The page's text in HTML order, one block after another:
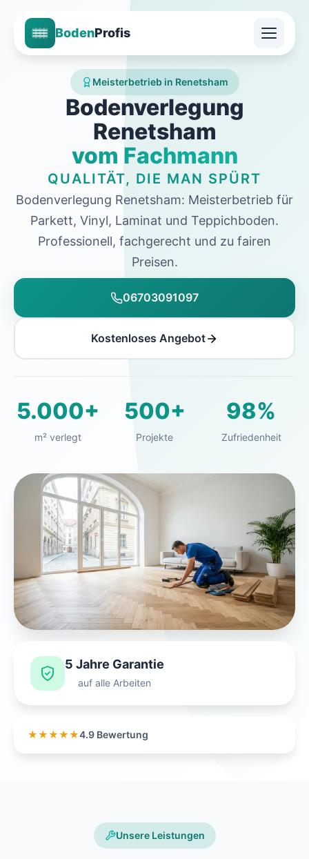
BodenProfis
Meisterbetrieb in Renetsham
Bodenverlegung
Renetsham
vom Fachmann
QUALITÄT, DIE MAN SPÜRT
Bodenverlegung Renetsham: Meisterbetrieb für
Parkett, Vinyl, Laminat und Teppichboden.
Professionell, fachgerecht und zu fairen
Preisen.
06703091097
Kostenloses Angebot
5.000+
m² verlegt
500+
Projekte
98%
Zufriedenheit
5 Jahre Garantie
auf alle Arbeiten
★★★★★4.9 Bewertung
Unsere Leistungen